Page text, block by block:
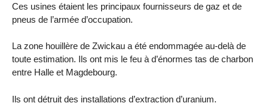
Ces usines étaient les principaux fournisseurs de gaz et de
pneus de l’armée d’occupation.
La zone houillère de Zwickau a été endommagée au-delà de
toute estimation. Ils ont mis le feu à d’énormes tas de charbon
entre Halle et Magdebourg.
Ils ont détruit des installations d’extraction d’uranium.